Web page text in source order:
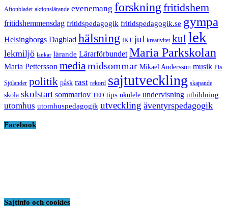
Aftonbladet aktionslärande evenemang forskningfritidshem
fritidshemmensdag fritidspedagogik fritidspedagogik.se gympa
Helsingborgs Dagblad hälsning IKT jul kreativitet kul lek
lekmiljö länkar lärande Lärarförbundet Maria Parkskolan
Maria Pettersson mediamidsommar Mikael Andersson musik Pia
Sjölander politik påsk rast rekord sajtutveckling skapande
skola skolstart sommarlov TED tips ukulele undervisning utbildning
utomhus utomhuspedagogik utveckling äventyrspedagogik
Facebook
Sajtinfo och cookies